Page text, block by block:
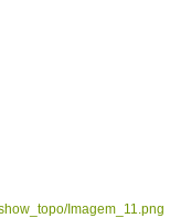
Imagem_11.png